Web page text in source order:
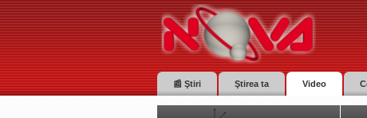
📰 Ştiri Ştirea ta Video